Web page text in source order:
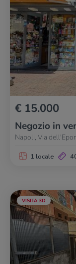
€ 15.000
Negozio in
Napoli, Via
1 locale
VISITA 3D